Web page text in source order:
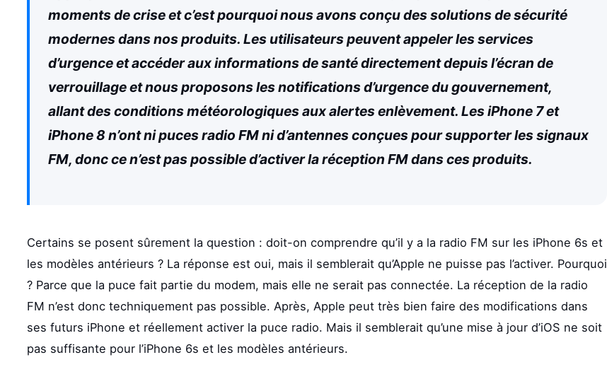
moments de crise et c’est pourquoi nous avons conçu des solutions de sécurité
modernes dans nos produits. Les utilisateurs peuvent appeler les services
d’urgence et accéder aux informations de santé directement depuis l’écran de
verrouillage et nous proposons les notifications d’urgence du gouvernement,
allant des conditions météorologiques aux alertes enlèvement. Les iPhone 7 et
iPhone 8 n’ont ni puces radio FM ni d’antennes conçues pour supporter les signaux
FM, donc ce n’est pas possible d’activer la réception FM dans ces produits.
Certains se posent sûrement la question : doit-on comprendre qu’il y a la radio FM sur les iPhone 6s et
les modèles antérieurs ? La réponse est oui, mais il semblerait qu’Apple ne puisse pas l’activer. Pourquoi
? Parce que la puce fait partie du modem, mais elle ne serait pas connectée. La réception de la radio
FM n’est donc techniquement pas possible. Après, Apple peut très bien faire des modifications dans
ses futurs iPhone et réellement activer la puce radio. Mais il semblerait qu’une mise à jour d’iOS ne soit
pas suffisante pour l’iPhone 6s et les modèles antérieurs.